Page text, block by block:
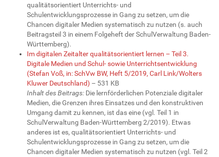
qualitätsorientiert Unterrichts- und
Schulentwicklungsprozesse in Gang zu setzen, um die
Chancen digitaler Medien systematisch zu nutzen (s. auch
Beitragsteil 3 in einem Folgeheft der SchulVerwaltung Baden-
Württemberg).
Im digitalen Zeitalter qualitätsorientiert lernen – Teil 3.
Digitale Medien und Schul- sowie Unterrichtsentwicklung
(Stefan Voß, in: SchVw BW, Heft 5/2019, Carl Link/Wolters
Kluwer Deutschland) – 531 KB
Inhalt des Beitrags: Die lernförderlichen Potenziale digitaler
Medien, die Grenzen ihres Einsatzes und den konstruktiven
Umgang damit zu kennen, ist das eine (vgl. Teil 1 in
SchulVerwaltung Baden-Württemberg 2/2019). Etwas
anderes ist es, qualitätsorientiert Unterrichts- und
Schulentwicklungsprozesse in Gang zu setzen, um die
Chancen digitaler Medien systematisch zu nutzen (vgl. Teil 2